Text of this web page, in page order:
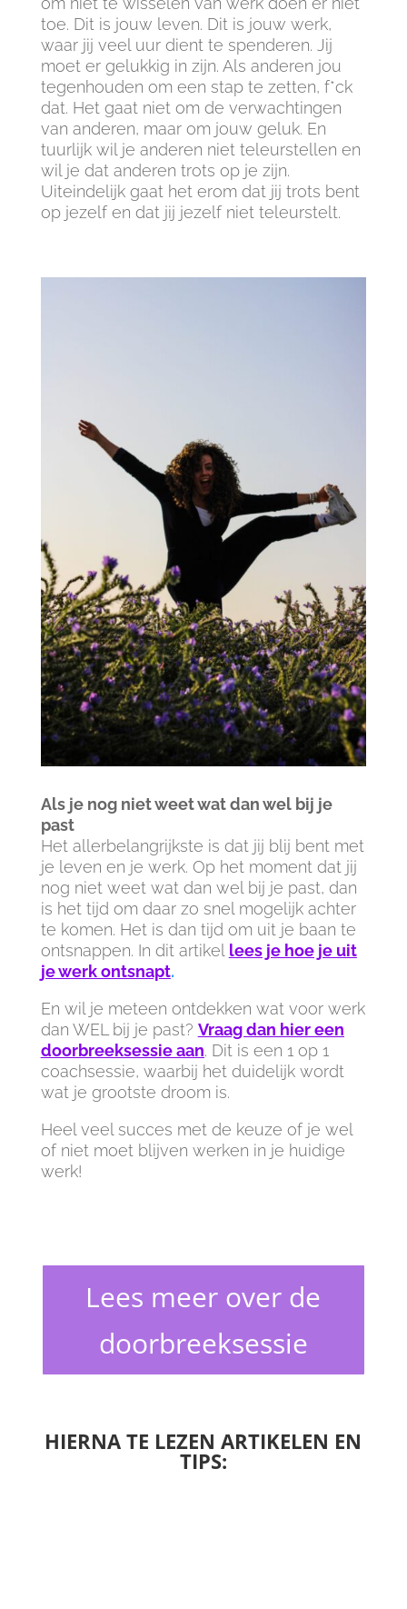
toe. Dit is jouw leven. Dit is jouw werk,
waar jij veel uur dient te spenderen. Jij
moet er gelukkig in zijn. Als anderen jou
tegenhouden om een stap te zetten, f*ck
dat. Het gaat niet om de verwachtingen
van anderen, maar om jouw geluk. En
tuurlijk wil je anderen niet teleurstellen en
wil je dat anderen trots op je zijn.
Uiteindelijk gaat het erom dat jij trots bent
op jezelf en dat jij jezelf niet teleurstelt.
Als je nog niet weet wat dan wel bij je
past
Het allerbelangrijkste is dat jij blij bent met
je leven en je werk. Op het moment dat jij
nog niet weet wat dan wel bij je past, dan
is het tijd om daar zo snel mogelijk achter
te komen. Het is dan tijd om uit je baan te
ontsnappen. In dit artikel lees je hoe je uit
je werk ontsnapt.
En wil je meteen ontdekken wat voor werk
dan WEL bij je past? Vraag dan hier een
doorbreeksessie aan. Dit is een 1 op 1
coachsessie, waarbij het duidelijk wordt
wat je grootste droom is.
Heel veel succes met de keuze of je wel
of niet moet blijven werken in je huidige
werk!
Lees meer over de
doorbreeksessie
HIERNA TE LEZEN ARTIKELEN EN
TIPS: